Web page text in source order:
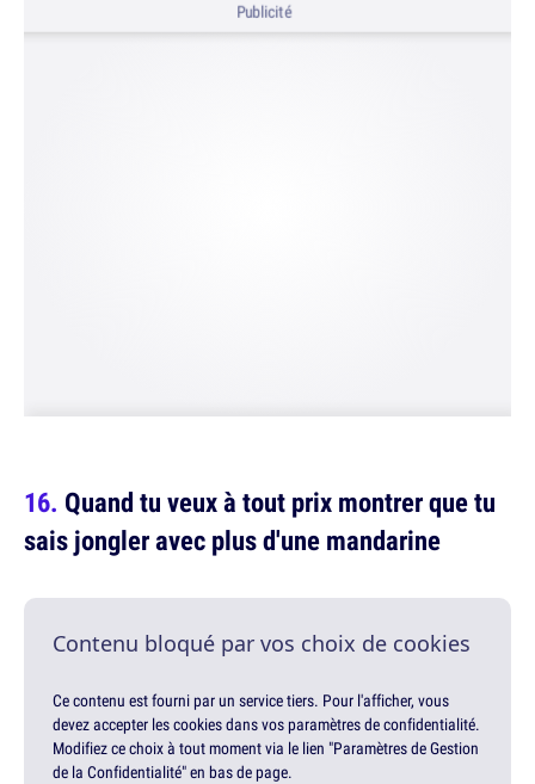
Publicité
Quand tu veux à tout prix montrer que tu
sais jongler avec plus d'une mandarine
Contenu bloqué par vos choix de cookies
Ce contenu est fourni par un service tiers. Pour l'afficher, vous
devez accepter les cookies dans vos paramètres de confidentialité.
Modifiez ce choix à tout moment via le lien "Paramètres de Gestion
de la Confidentialité" en bas de page.